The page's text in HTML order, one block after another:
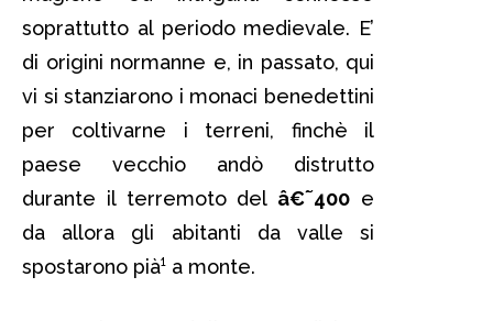
soprattutto al periodo medievale. E’
di origini normanne e, in passato, qui
vi si stanziarono i monaci benedettini
per coltivarne i terreni, finchè il
paese vecchio andò distrutto
durante il terremoto del â€˜400 e
da allora gli abitanti da valle si
spostarono pià¹ a monte.